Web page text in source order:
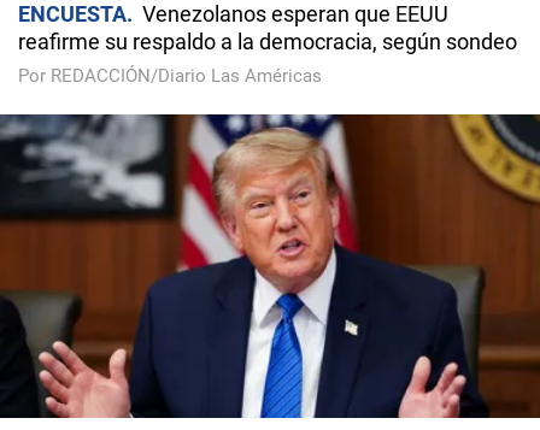
ENCUESTA
Venezolanos esperan que EEUU
reafirme su respaldo a la democracia, según sondeo
Por REDACCIÓN/Diario Las Américas